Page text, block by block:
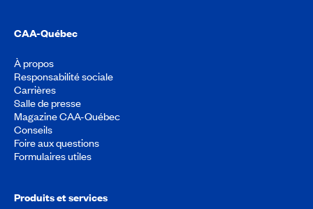
CAA-Québec
À propos
Responsabilité sociale
Carrières
Salle de presse
Magazine CAA-Québec
Conseils
Foire aux questions
Formulaires utiles
Produits et services